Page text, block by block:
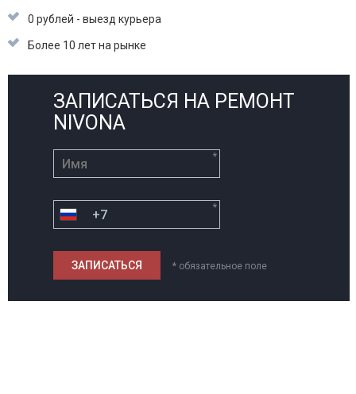
0 рублей - выезд курьера
Более 10 лет на рынке
ЗАПИСАТЬСЯ НА РЕМОНТ
NIVONA
*
*
* обязательное поле